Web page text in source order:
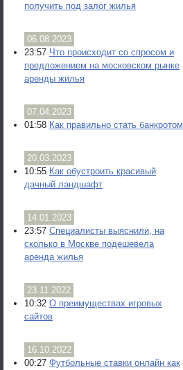
получить под залог жилья
06.08.2023
23:57 Что происходит со спросом и
предложением на московском рынке
аренды жилья
07.04.2023
01:58 Как правильно стать банкротом
20.03.2023
10:55 Как обустроить красивый
дачный ландшафт
14.01.2023
23:57 Специалисты выяснили, на
сколько в Москве подешевела
аренда жилья
23.11.2022
10:32 О преимуществах игровых
сайтов
16.10.2022
00:27 Футбольные ставки онлайн как